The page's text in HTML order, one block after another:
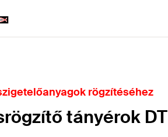
rögzítéséhez
tányérok